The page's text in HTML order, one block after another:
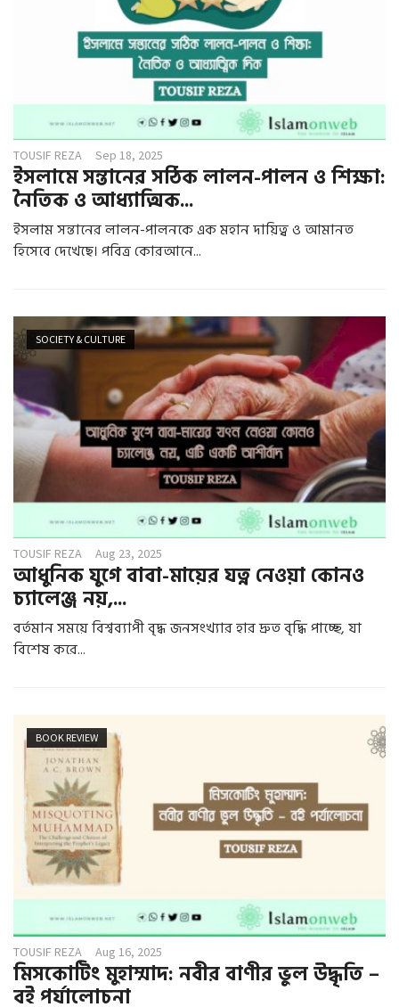
TOUSIF REZA Sep 18, 2025
ইসলামে সন্তানের সঠিক লালন-পালন ও শিক্ষা:
নৈতিক ও আধ্যাত্মিক...
ইসলাম সন্তানের লালন-পালনকে এক মহান দায়িত্ব ও আমানত
হিসেবে দেখেছে। পবিত্র কোরআনে...
SOCIETY & CULTURE
TOUSIF REZA Aug 23, 2025
আধুনিক যুগে বাবা-মায়ের যত্ন নেওয়া কোনও
চ্যালেঞ্জ নয়,...
বর্তমান সময়ে বিশ্বব্যাপী বৃদ্ধ জনসংখ্যার হার দ্রুত বৃদ্ধি পাচ্ছে, যা
বিশেষ করে...
BOOK REVIEW
TOUSIF REZA Aug 16, 2025
মিসকোটিং মুহাম্মাদ: নবীর বাণীর ভুল উদ্ধৃতি –
বই পর্যালোচনা